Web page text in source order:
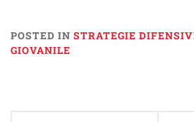
POSTED IN STRATEGIE
GIOVANILE